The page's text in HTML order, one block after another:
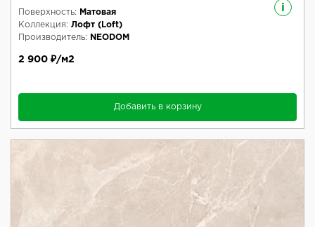
i
Поверхность:
Матовая
Коллекция: Лофт (Loft)
Производитель:
NEODOM
2 900 ₽/м2
Добавить в корзину